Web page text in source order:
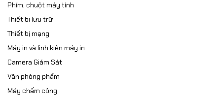
Phím, chuột máy tính
Thiết bi lưu trữ
Thiết bị mạng
Máy in và linh kiện máy in
Camera Giám Sát
Văn phòng phẩm
Máy chấm công